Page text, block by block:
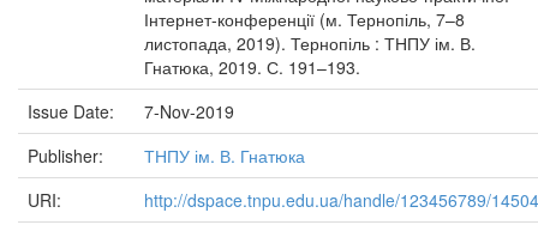
Інтернет-конференції (м. Тернопіль, 7–8
листопада, 2019). Тернопіль : ТНПУ ім. В.
Гнатюка, 2019. С. 191–193.
Issue Date:
7-Nov-2019
Publisher:
ТНПУ ім. В. Гнатюка
URI:
http://dspace.tnpu.edu.ua/handle/123456789/14504